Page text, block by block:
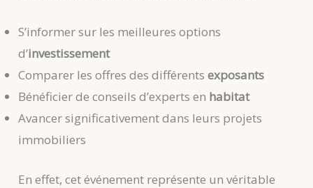
S’informer sur les meilleures options
d’investissement
Comparer les offres des différentsexposants
Bénéficier de conseils d’experts en habitat
Avancer significativement dans leurs projets
immobiliers
En effet, cet événement représente un véritable